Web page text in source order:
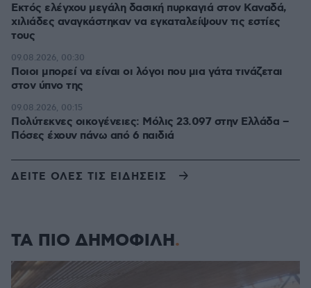
Εκτός ελέγχου μεγάλη δασική πυρκαγιά στον Καναδά,
χιλιάδες αναγκάστηκαν να εγκαταλείψουν τις εστίες
τους
Ποιοι μπορεί να είναι οι λόγοι που μια γάτα τινάζεται
στον ύπνο της
09.08.2026, 00:30
Πολύτεκνες οικογένειες: Μόλις 23.097 στην Ελλάδα –
Πόσες έχουν πάνω από 6 παιδιά
09.08.2026, 00:15
ΔΕΙΤΕ ΟΛΕΣ ΤΙΣ ΕΙΔΗΣΕΙΣ
ΤΑ ΠΙΟ ΔΗΜΟΦΙΛΗ